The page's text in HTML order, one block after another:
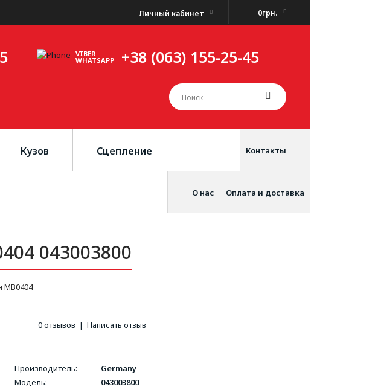
0грн.
Личный кабинет
VIBER
WHATSAPP +38 (063) 155-25-45
Кузов Сцепление Контакты
Оплата и доставка
О нас
043003800
MB0404
0 отзывов | Написать отзыв
Производитель:
Germany
Модель:
043003800